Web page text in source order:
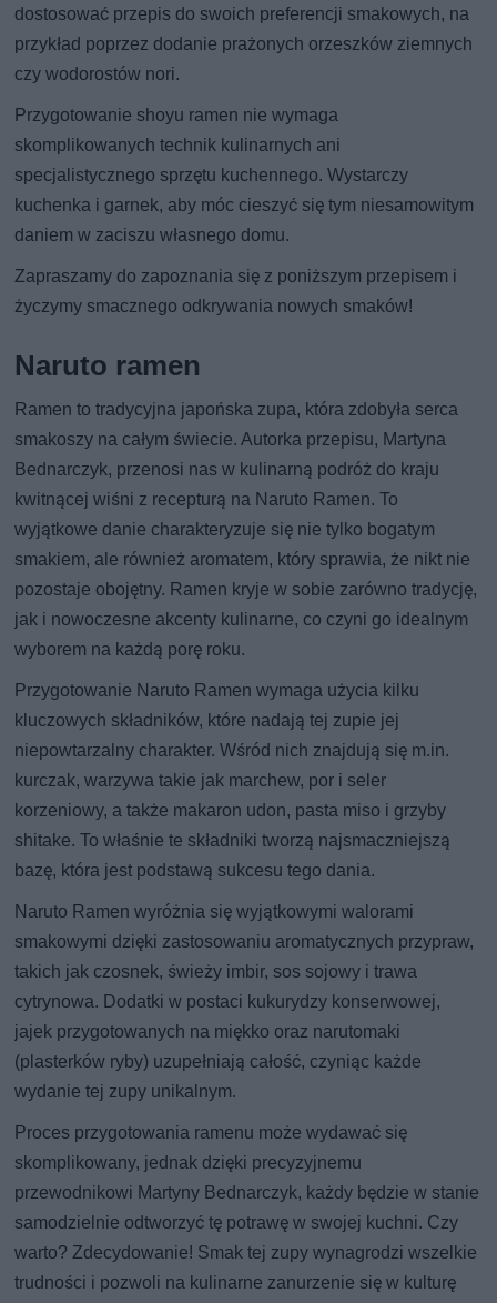
dostosować przepis do swoich preferencji smakowych, na
przykład poprzez dodanie prażonych orzeszków ziemnych
czy wodorostów nori.
Przygotowanie shoyu ramen nie wymaga
skomplikowanych technik kulinarnych ani
specjalistycznego sprzętu kuchennego. Wystarczy
kuchenka i garnek, aby móc cieszyć się tym niesamowitym
daniem w zaciszu własnego domu.
Zapraszamy do zapoznania się z poniższym przepisem i
życzymy smacznego odkrywania nowych smaków!
Naruto ramen
Ramen to tradycyjna japońska zupa, która zdobyła serca
smakoszy na całym świecie. Autorka przepisu, Martyna
Bednarczyk, przenosi nas w kulinarną podróż do kraju
kwitnącej wiśni z recepturą na Naruto Ramen. To
wyjątkowe danie charakteryzuje się nie tylko bogatym
smakiem, ale również aromatem, który sprawia, że nikt nie
pozostaje obojętny. Ramen kryje w sobie zarówno tradycję,
jak i nowoczesne akcenty kulinarne, co czyni go idealnym
wyborem na każdą porę roku.
Przygotowanie Naruto Ramen wymaga użycia kilku
kluczowych składników, które nadają tej zupie jej
niepowtarzalny charakter. Wśród nich znajdują się m.in.
kurczak, warzywa takie jak marchew, por i seler
korzeniowy, a także makaron udon, pasta miso i grzyby
shitake. To właśnie te składniki tworzą najsmaczniejszą
bazę, która jest podstawą sukcesu tego dania.
Naruto Ramen wyróżnia się wyjątkowymi walorami
smakowymi dzięki zastosowaniu aromatycznych przypraw,
takich jak czosnek, świeży imbir, sos sojowy i trawa
cytrynowa. Dodatki w postaci kukurydzy konserwowej,
jajek przygotowanych na miękko oraz narutomaki
(plasterków ryby) uzupełniają całość, czyniąc każde
wydanie tej zupy unikalnym.
Proces przygotowania ramenu może wydawać się
skomplikowany, jednak dzięki precyzyjnemu
przewodnikowi Martyny Bednarczyk, każdy będzie w stanie
samodzielnie odtworzyć tę potrawę w swojej kuchni. Czy
warto? Zdecydowanie! Smak tej zupy wynagrodzi wszelkie
trudności i pozwoli na kulinarne zanurzenie się w kulturę